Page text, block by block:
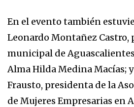
En el evento también
Leonardo Montañez Castro,
municipal de
Alma Hilda Medina Macías;
Frausto, presidenta de la
de Mujeres Empresarias en